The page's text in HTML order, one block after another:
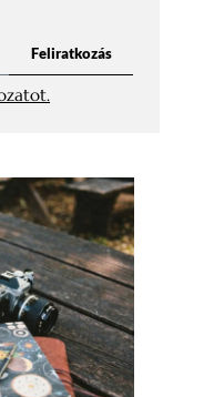
Feliratkozás